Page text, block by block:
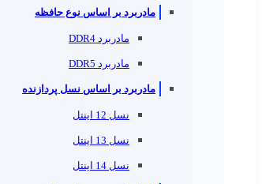
مادربرد بر اساس نوع حافظه
مادربرد DDR4
مادربرد DDR5
مادربرد بر اساس نسل پردازنده
نسل 12 اینتل
نسل 13 اینتل
نسل 14 اینتل